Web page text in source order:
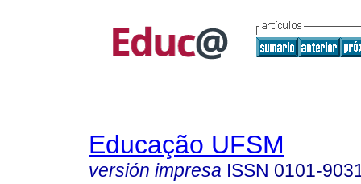
Educação UFSM
versión impresa ISSN 0101-